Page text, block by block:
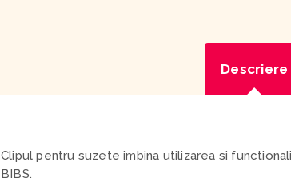
Descriere
Clipul pentru suzete imbina utilizarea si
BIBS.